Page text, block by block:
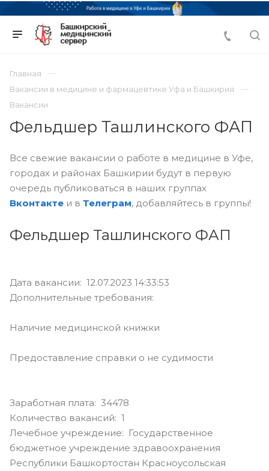
Главная
Вакансии в медицине и фармацевтике Уфа и Башкирия
Вакансии
Фельдшер Ташлинского ФАП
Все свежие вакансии о работе в медицине в Уфе,
городах и районах Башкирии будут в первую
очередь публиковаться в наших группах
Вконтакте и в Телеграм, добавляйтесь в группы!
Фельдшер Ташлинского ФАП
Дата вакансии: 12.07.2023 14:33:53
Дополнительные требования:
Наличие медицинской книжки
Предоставление справки о не судимости
Заработная плата: 34478
Количество вакансий: 1
Лечебное учреждение: Государственное
бюджетное учреждение здравоохранения
Республики Башкортостан Красноусольская